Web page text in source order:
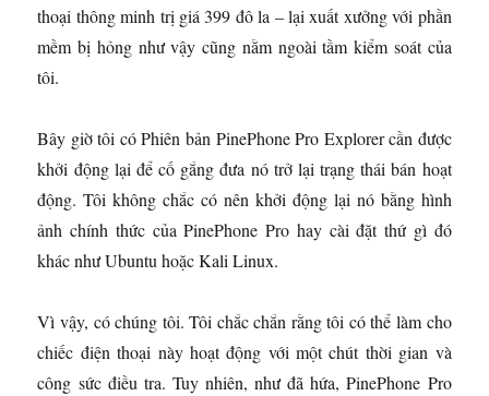
thoại thông minh trị giá 399 đô la – lại xuất xưởng với phần
mềm bị hỏng như vậy cũng nằm ngoài tầm kiểm soát của
tôi.
Bây giờ tôi có Phiên bản PinePhone Pro Explorer cần được
khởi động lại để cố gắng đưa nó trở lại trạng thái bán hoạt
động. Tôi không chắc có nên khởi động lại nó bằng hình
ảnh chính thức của PinePhone Pro hay cài đặt thứ gì đó
khác như Ubuntu hoặc Kali Linux.
Vì vậy, có chúng tôi. Tôi chắc chắn rằng tôi có thể làm cho
chiếc điện thoại này hoạt động với một chút thời gian và
công sức điều tra. Tuy nhiên, như đã hứa, PinePhone Pro